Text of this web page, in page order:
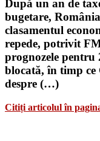
După un an de
bugetare,
clasamentul
repede, potrivit
prognozele pentru
blocată, în timp
despre (…)
Citiți articolul în